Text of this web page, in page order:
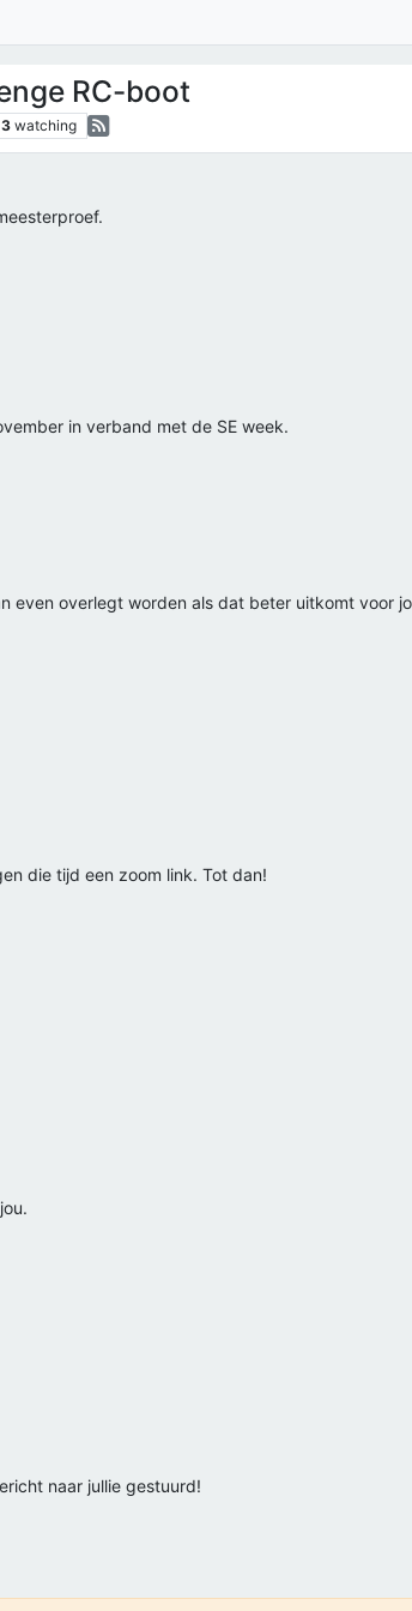
RC-boot
3 watching
in verband met de SE week.
even overlegt worden als dat beter uitkomt voor
die tijd een zoom link. Tot dan!
naar jullie gestuurd!